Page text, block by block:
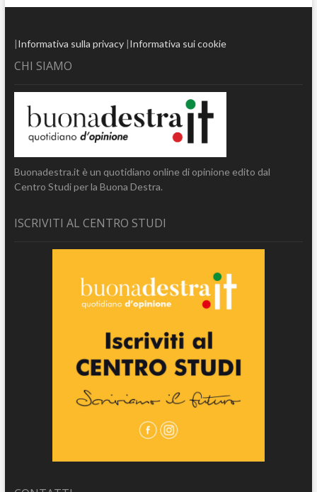
|Informativa sulla privacy|Informativa sui cookie
CHI SIAMO
Buonadestra.it è un quotidiano online di opinione edito dal
Centro Studi per la Buona Destra.
ISCRIVITI AL CENTRO STUDI